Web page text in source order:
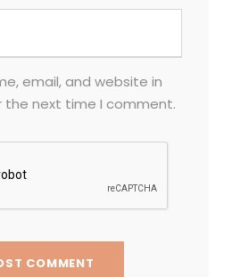
email, and website in
the next time I comment.